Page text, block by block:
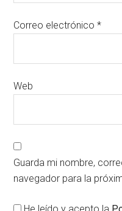
Correo electrónico*
Web
Guarda mi nombre,
navegador para la